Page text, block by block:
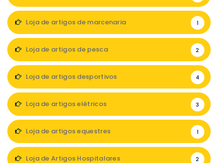
Loja de artigos de marcenaria 1
Loja de artigos de pesca 2
Loja de artigos desportivos 4
Loja de artigos elétricos 3
Loja de artigos equestres 1
Loja de Artigos Hospitalares 2